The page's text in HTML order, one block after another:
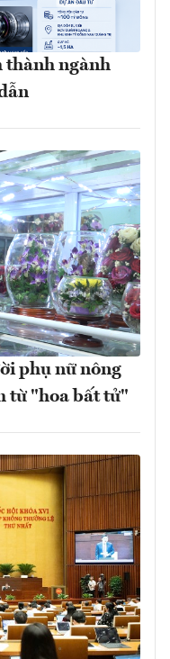
thành ngành
phụ nữ nông
từ "hoa bất tử"